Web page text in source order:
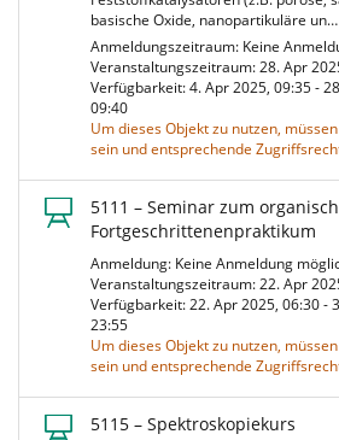
basische Oxide, nanopartikuläre un…
Anmeldungszeitraum: Keine
Veranstaltungszeitraum: 28. Apr
Verfügbarkeit: 4. Apr 2025, 09:35 -
09:40
Um dieses Objekt zu nutzen,
sein und entsprechende
5111 – Seminar zum
Fortgeschrittenenpraktikum
Anmeldung: Keine Anmeldung
Veranstaltungszeitraum: 22. Apr
Verfügbarkeit: 22. Apr 2025, 06:30 -
23:55
Um dieses Objekt zu nutzen,
sein und entsprechende
5115 – Spektroskopiekurs